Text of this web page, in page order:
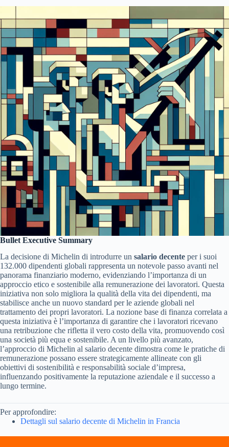
Bullet Executive Summary
La decisione di Michelin di introdurre un salario decente per i suoi
132.000 dipendenti globali rappresenta un notevole passo avanti nel
panorama finanziario moderno, evidenziando l’importanza di un
approccio etico e sostenibile alla remunerazione dei lavoratori. Questa
iniziativa non solo migliora la qualità della vita dei dipendenti, ma
stabilisce anche un nuovo standard per le aziende globali nel
trattamento dei propri lavoratori. La nozione base di finanza correlata a
questa iniziativa è l’importanza di garantire che i lavoratori ricevano
una retribuzione che rifletta il vero costo della vita, promuovendo così
una società più equa e sostenibile. A un livello più avanzato,
l’approccio di Michelin al salario decente dimostra come le pratiche di
remunerazione possano essere strategicamente allineate con gli
obiettivi di sostenibilità e responsabilità sociale d’impresa,
influenzando positivamente la reputazione aziendale e il successo a
lungo termine.
Per approfondire:
Dettagli sul salario decente di Michelin in Francia